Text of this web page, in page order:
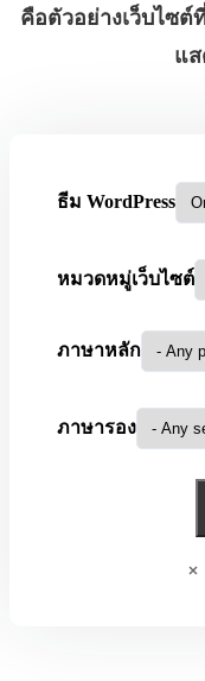
คือตัวอย่างเว็บไซต์
แส
ธีม WordPress
หมวดหมู่เว็บไซต์
ภาษาหลัก
ภาษารอง